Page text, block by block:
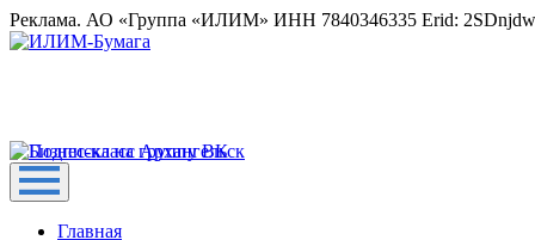
Реклама. АО «Группа «ИЛИМ» ИНН 7840346335 Erid:
Главная